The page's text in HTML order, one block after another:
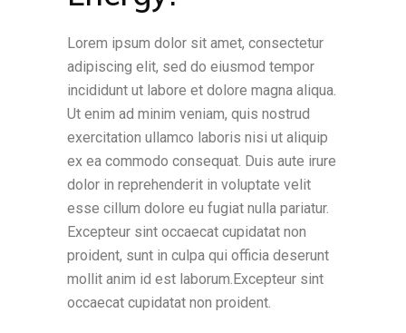
Lorem ipsum dolor sit amet, consectetur
adipiscing elit, sed do eiusmod tempor
incididunt ut labore et dolore magna aliqua.
Ut enim ad minim veniam, quis nostrud
exercitation ullamco laboris nisi ut aliquip
ex ea commodo consequat. Duis aute irure
dolor in reprehenderit in voluptate velit
esse cillum dolore eu fugiat nulla pariatur.
Excepteur sint occaecat cupidatat non
proident, sunt in culpa qui officia deserunt
mollit anim id est laborum.Excepteur sint
occaecat cupidatat non proident.